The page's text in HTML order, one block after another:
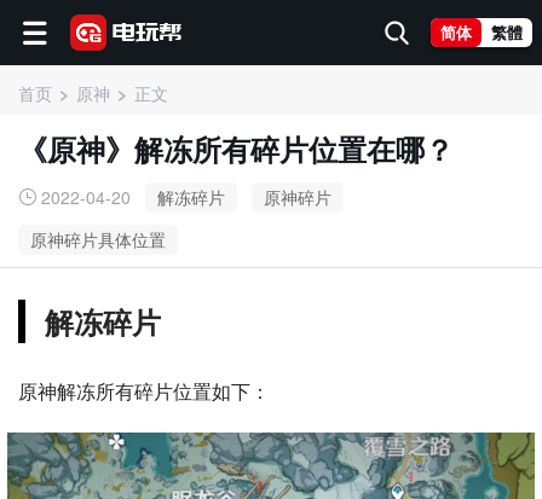
简体 繁體
首页 原神 正文
《原神》解冻所有碎片位置在哪？
2022-04-20 解冻碎片
原神碎片
原神碎片具体位置
解冻碎片
原神解冻所有碎片位置如下：